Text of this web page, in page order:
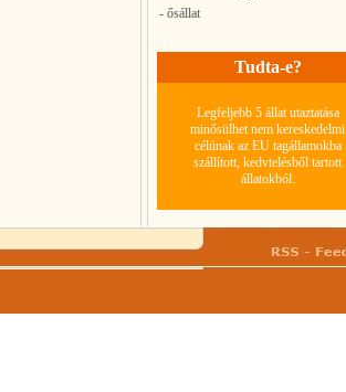
- ősállat
Tudta-e?
Legfeljebb 5 állat utaztatása
minősülhet nem kereskedelmi
célúnak az EU tagállamokba
szállított, kedvtelésből tartott
állatokból.